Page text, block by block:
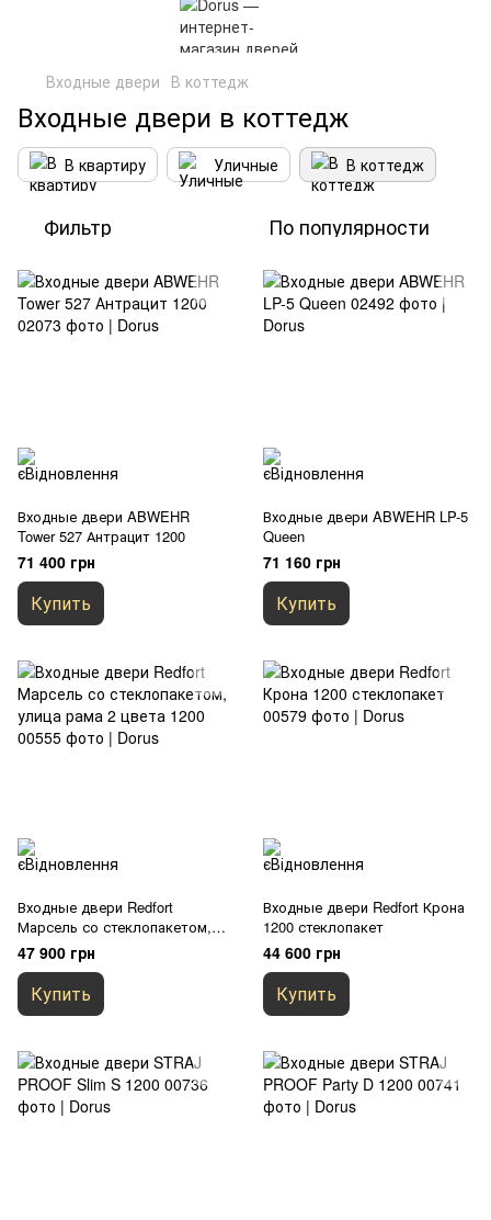
Входные двери В коттедж
Входные двери в коттедж
В квартиру Уличные В коттедж
Фильтр По популярности
Входные двери ABWEHR
Tower 527 Антрацит 1200
71 400 грн
Купить
Входные двери ABWEHR LP-5
Queen
71 160 грн
Купить
Входные двери Redfort
Марсель со стеклопакетом,
улица рама 2 цвета 1200
47 900 грн
Купить
Входные двери Redfort Крона
1200 стеклопакет
44 600 грн
Купить